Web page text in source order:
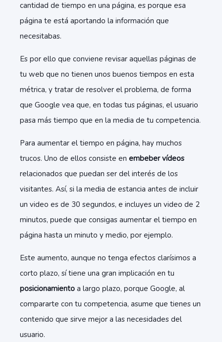
cantidad de tiempo en una página, es porque esa
página te está aportando la información que
necesitabas.
Es por ello que conviene revisar aquellas páginas de
tu web que no tienen unos buenos tiempos en esta
métrica, y tratar de resolver el problema, de forma
que Google vea que, en todas tus páginas, el usuario
pasa más tiempo que en la media de tu competencia.
Para aumentar el tiempo en página, hay muchos
trucos. Uno de ellos consiste en embeber vídeos
relacionados que puedan ser del interés de los
visitantes. Así, si la media de estancia antes de incluir
un video es de 30 segundos, e incluyes un video de 2
minutos, puede que consigas aumentar el tiempo en
página hasta un minuto y medio, por ejemplo.
Este aumento, aunque no tenga efectos clarísimos a
corto plazo, sí tiene una gran implicación en tu
posicionamiento a largo plazo, porque Google, al
compararte con tu competencia, asume que tienes un
contenido que sirve mejor a las necesidades del
usuario.